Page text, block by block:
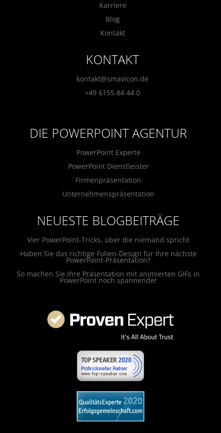
Karriere
Blog
Kontakt
KONTAKT
kontakt@smavicon.de
+49 6155 84 44 0
DIE POWERPOINT AGENTUR
PowerPoint Experte
PowerPoint Dienstleister
Firmenpräsentation
Unternehmenspräsentation
NEUESTE BLOGBEITRÄGE
Vier PowerPoint-Tricks, über die niemand spricht
Haben Sie das richtige Folien-Design für Ihre nächste
PowerPoint-Präsentation?
So machen Sie Ihre Präsentation mit animierten GIFs in
PowerPoint noch spannender